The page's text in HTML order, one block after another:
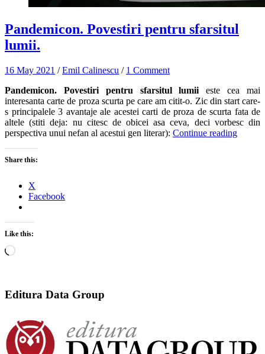
Pandemicon. Povestiri pentru sfarsitul
lumii.
16 May 2021 /Emil Calinescu / 1 Comment
Pandemicon. Povestiri pentru sfarsitul lumii este cea mai
interesanta carte de proza scurta pe care am citit-o. Zic din start care-
s principalele 3 avantaje ale acestei carti de proza de scurta fata de
altele (stiti deja: nu citesc de obicei asa ceva, deci vorbesc din
perspectiva unui nefan al acestui gen literar): Continue reading
Share this:
X
Facebook
Like this:
Loading…
Editura Data Group